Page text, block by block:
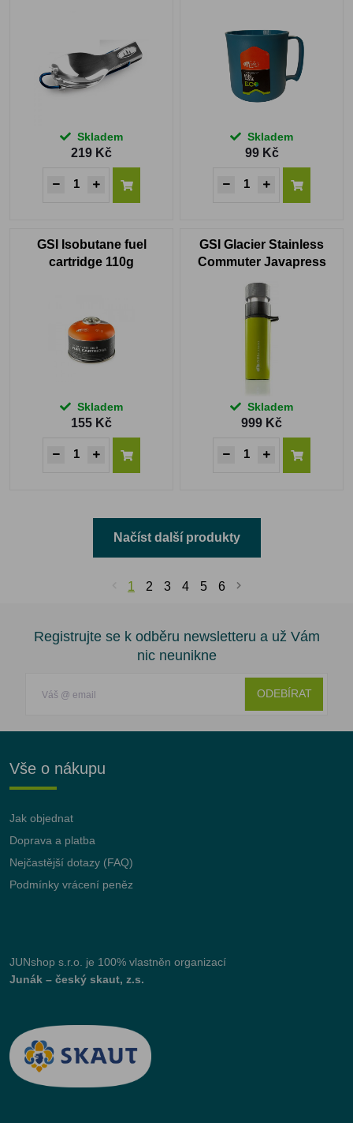
Skladem
219 Kč
Skladem
99 Kč
GSI Isobutane fuel
cartridge 110g
Skladem
155 Kč
GSI Glacier Stainless
Commuter Javapress
Skladem
999 Kč
Načíst další produkty
1 2 3 4 5 6
Registrujte se k odběru newsletteru a už Vám
nic neunikne
ODEBÍRAT
Vše o nákupu
Jak objednat
Doprava a platba
Nejčastější dotazy (FAQ)
Podmínky vrácení peněz
JUNshop s.r.o.
je 100% vlastněn organizací
Junák – český skaut, z.s.